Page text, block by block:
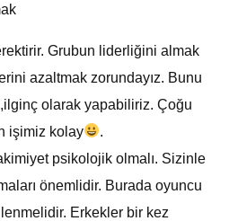
Grubun liderliğini almak
azaltmak zorundayız. Bunu
olarak yapabiliriz. Çoğu
işimiz kolay
.
psikolojik olmalı. Sizinle
önemlidir. Burada oyuncu
Erkekler bir kez